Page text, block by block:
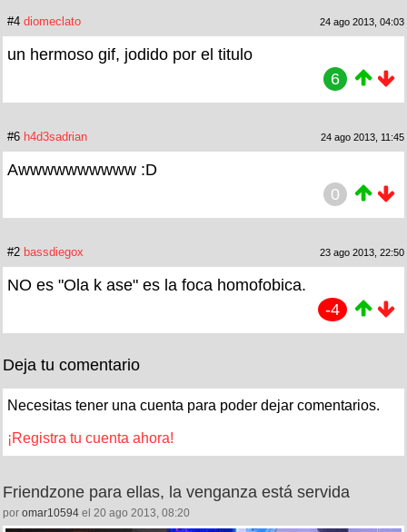
#4 diomeclato 24 ago 2013, 04:03
un hermoso gif, jodido por el titulo
6
#6 h4d3sadrian 24 ago 2013, 11:45
Awwwwwwwwww :D
0
#2 bassdiegox 23 ago 2013, 22:50
NO es "Ola k ase" es la foca homofobica.
-4
Deja tu comentario
Necesitas tener una cuenta para poder dejar comentarios.
¡Registra tu cuenta ahora!
Friendzone para ellas, la venganza está servida
por omar10594 el 20 ago 2013, 08:20